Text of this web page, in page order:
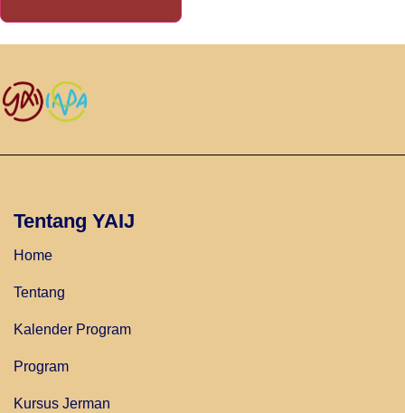
Tentang YAIJ
Home
Tentang
Kalender Program
Program
Kursus Jerman